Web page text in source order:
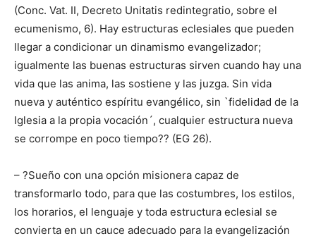
(Conc. Vat. II, Decreto Unitatis redintegratio, sobre el
ecumenismo, 6). Hay estructuras eclesiales que pueden
llegar a condicionar un dinamismo evangelizador;
igualmente las buenas estructuras sirven cuando hay una
vida que las anima, las sostiene y las juzga. Sin vida
nueva y auténtico espíritu evangélico, sin `fidelidad de la
Iglesia a la propia vocación´, cualquier estructura nueva
se corrompe en poco tiempo?? (EG 26).
– ?Sueño con una opción misionera capaz de
transformarlo todo, para que las costumbres, los estilos,
los horarios, el lenguaje y toda estructura eclesial se
convierta en un cauce adecuado para la evangelización